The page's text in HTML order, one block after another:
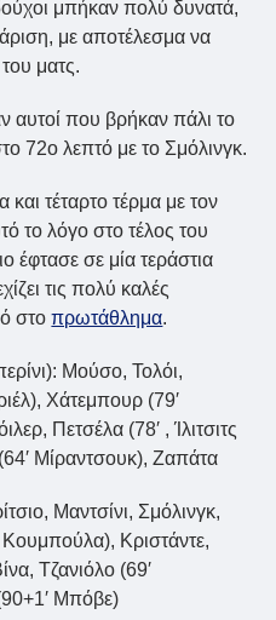
μπήκαν πολύ δυνατά,
με αποτέλεσμα να
ματς.
αυτοί που βρήκαν πάλι το
72ο λεπτό με το Σμόλινγκ.
τέταρτο τέρμα με τον
το λόγο στο τέλος του
έφτασε σε μία τεράστια
τις πολύ καλές
στοπρωτάθλημα.
Μούσο, Τολόι,
Χάτεμπουρ (79′
Πετσέλα (78′ , Ίλιτσιτς
Μίραντσουκ), Ζαπάτα
Μαντσίνι, Σμόλινγκ,
Κριστάντε,
Τζανιόλο (69′
Μπόβε)